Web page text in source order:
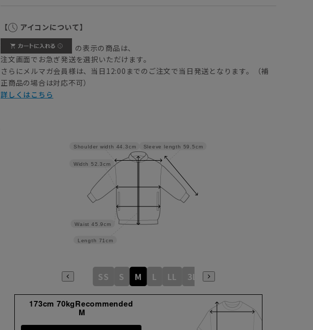
【 アイコンについて】
の表示の商品は、
注文画面でお急ぎ発送を選択いただけます。
さらにメルマガ会員様は、当日12:00までのご注文で当日発送となります。（補
正商品の場合は対応不可）
詳しくはこちら
Sleeve length 59.5cm
Length 71cm
Waist 45.9cm
Width 52.3cm
Shoulder width 44.3cm
SS S M L LL 3L
173cm 70kgRecommended
M